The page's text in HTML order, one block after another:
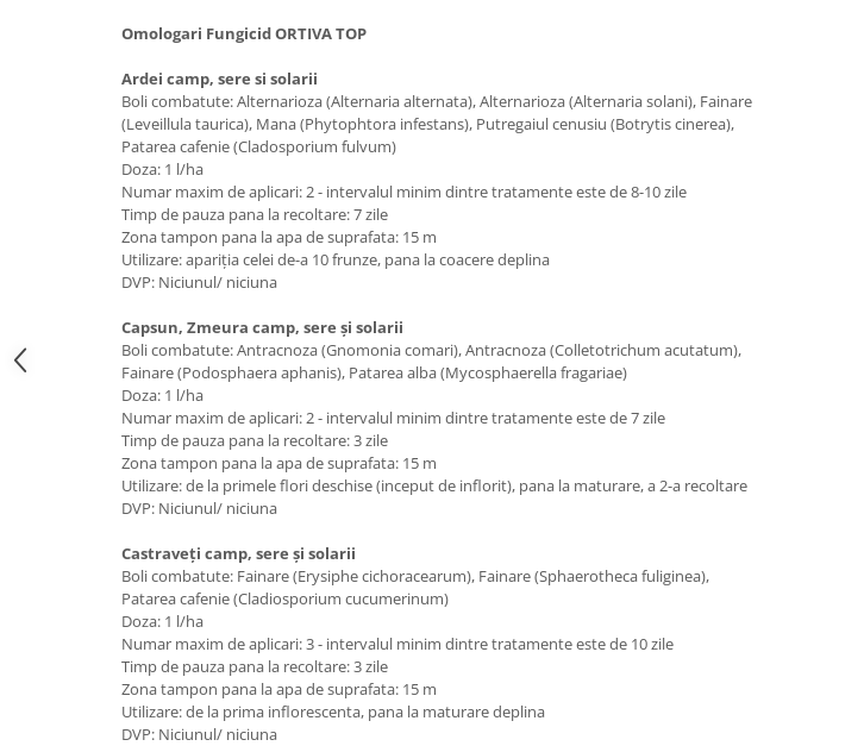
Omologari Fungicid ORTIVA TOP
Ardei camp, sere si solarii
Boli combatute: Alternarioza (Alternaria alternata), Alternarioza (Alternaria solani), Fainare
(Leveillula taurica), Mana (Phytophtora infestans), Putregaiul cenusiu (Botrytis cinerea),
Patarea cafenie (Cladosporium fulvum)
Doza: 1 l/ha
Numar maxim de aplicari: 2 - intervalul minim dintre tratamente este de 8-10 zile
Timp de pauza pana la recoltare: 7 zile
Zona tampon pana la apa de suprafata: 15 m
Utilizare: apariţia celei de-a 10 frunze, pana la coacere deplina
DVP: Niciunul/ niciuna
Capsun, Zmeura camp, sere și solarii
Boli combatute: Antracnoza (Gnomonia comari), Antracnoza (Colletotrichum acutatum),
Fainare (Podosphaera aphanis), Patarea alba (Mycosphaerella fragariae)
Doza: 1 l/ha
Numar maxim de aplicari: 2 - intervalul minim dintre tratamente este de 7 zile
Timp de pauza pana la recoltare: 3 zile
Zona tampon pana la apa de suprafata: 15 m
Utilizare: de la primele flori deschise (inceput de inflorit), pana la maturare, a 2-a recoltare
DVP: Niciunul/ niciuna
Castraveți camp, sere și solarii
Boli combatute: Fainare (Erysiphe cichoracearum), Fainare (Sphaerotheca fuliginea),
Patarea cafenie (Cladiosporium cucumerinum)
Doza: 1 l/ha
Numar maxim de aplicari: 3 - intervalul minim dintre tratamente este de 10 zile
Timp de pauza pana la recoltare: 3 zile
Zona tampon pana la apa de suprafata: 15 m
Utilizare: de la prima inflorescenta, pana la maturare deplina
DVP: Niciunul/ niciuna